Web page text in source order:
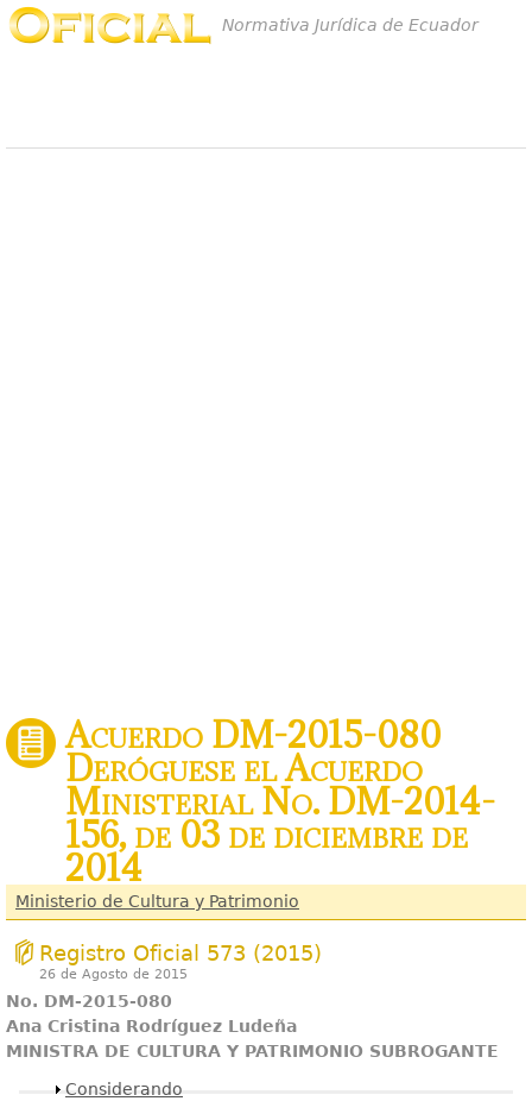
Normativa Jurídica de Ecuador
Acuerdo DM-2015-080
Deróguese el Acuerdo
Ministerial No. DM-2014-
156, de 03 de diciembre de
2014
Ministerio de Cultura y Patrimonio
Registro Oficial 573 (2015)
26 de Agosto de 2015
No. DM-2015-080
Ana Cristina Rodríguez Ludeña
MINISTRA DE CULTURA Y PATRIMONIO SUBROGANTE
Mostrar
Considerando